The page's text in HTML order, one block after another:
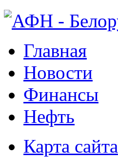
Главная
Новости
Финансы
Нефть
Карта сайта